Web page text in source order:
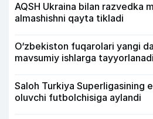
AQSH Ukraina bilan razvedka
almashishni qayta tikladi
O‘zbekiston fuqarolari yangi
mavsumiy ishlarga
Saloh Turkiya Superligasining
oluvchi futbolchisiga aylandi